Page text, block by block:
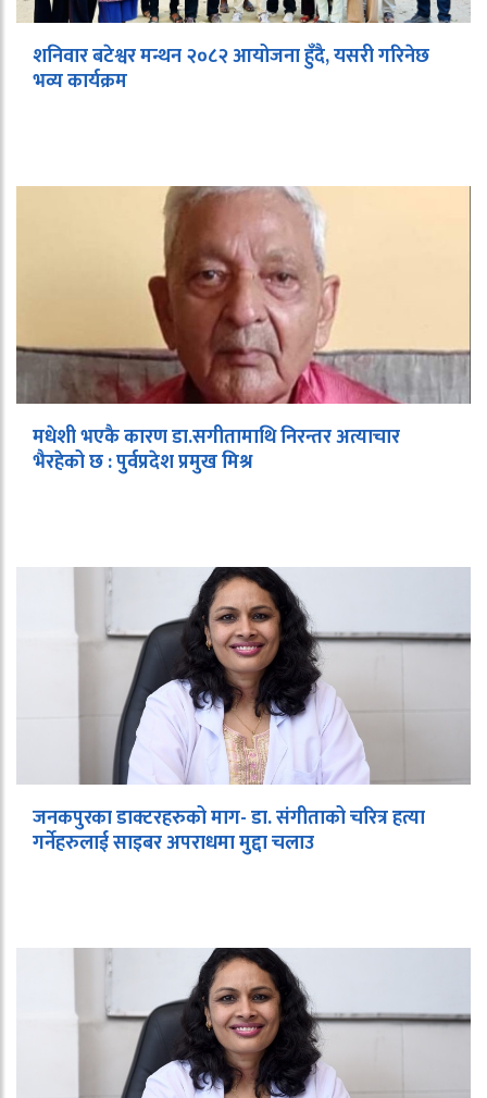
शनिवार बटेश्वर मन्थन २०८२ आयोजना हुँदै, यसरी गरिनेछ
भव्य कार्यक्रम
मधेशी भएकै कारण डा.सगीतामाथि निरन्तर अत्याचार
भैरहेको छ : पुर्वप्रदेश प्रमुख मिश्र
जनकपुरका डाक्टरहरुको माग- डा. संगीताको चरित्र हत्या
गर्नेहरुलाई साइबर अपराधमा मुद्दा चलाउ